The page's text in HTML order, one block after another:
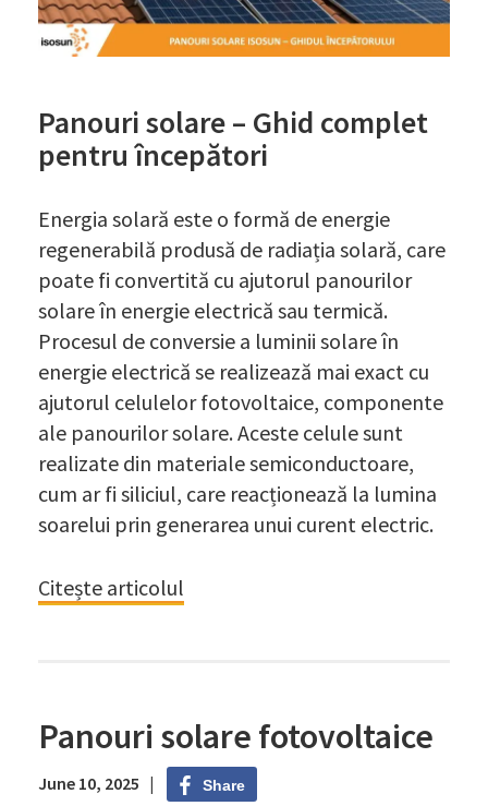
Panouri solare – Ghid complet
pentru începători
Energia solară este o formă de energie
regenerabilă produsă de radiația solară, care
poate fi convertită cu ajutorul panourilor
solare în energie electrică sau termică.
Procesul de conversie a luminii solare în
energie electrică se realizează mai exact cu
ajutorul celulelor fotovoltaice, componente
ale panourilor solare. Aceste celule sunt
realizate din materiale semiconductoare,
cum ar fi siliciul, care reacționează la lumina
soarelui prin generarea unui curent electric.
Citește articolul
Panouri solare fotovoltaice
June 10, 2025 | Share